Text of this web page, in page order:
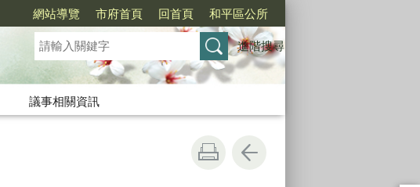
網站導覽 市府首頁 回首頁 和平區公所
進階搜尋
議事相關資訊